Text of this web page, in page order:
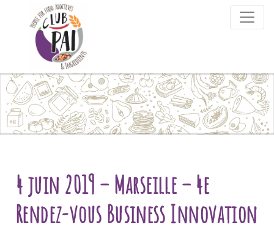
Skip to content
4 juin 2019 – Marseille – 4e
Rendez-vous Business Innovation